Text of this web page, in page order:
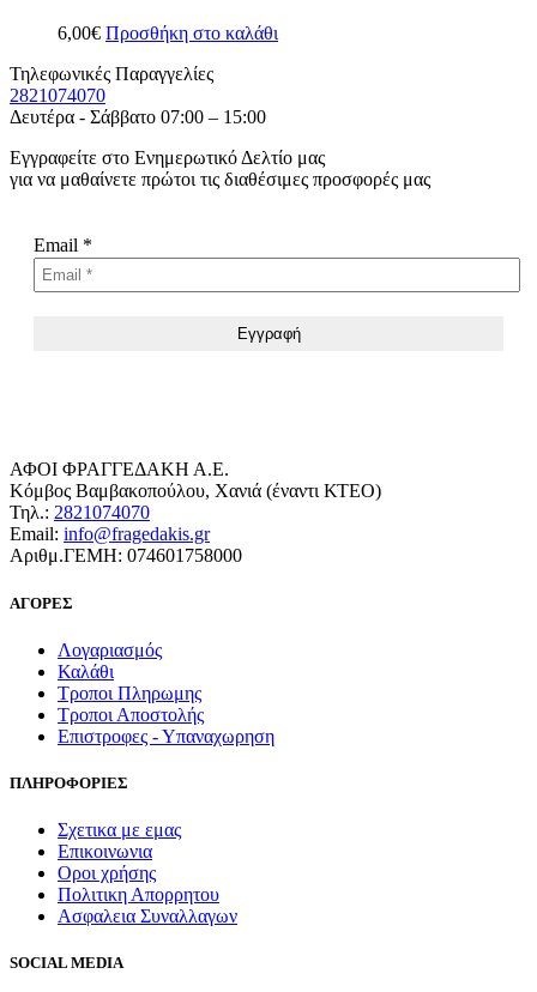
6,00€ Προσθήκη στο καλάθι
Τηλεφωνικές Παραγγελίες
2821074070
Δευτέρα - Σάββατο 07:00 – 15:00
Εγγραφείτε στο Ενημερωτικό Δελτίο μας
για να μαθαίνετε πρώτοι τις διαθέσιμες προσφορές μας
Email *
ΑΦΟΙ ΦΡΑΓΓΕΔΑΚΗ Α.Ε.
Κόμβος Βαμβακοπούλου, Χανιά (έναντι ΚΤΕΟ)
Τηλ.: 2821074070
Email: info@fragedakis.gr
Αριθμ.ΓΕΜΗ: 074601758000
ΑΓΟΡΕΣ
Λογαριασμός
Καλάθι
Τροποι Πληρωμης
Τροποι Αποστολής
Επιστροφες - Υπαναχωρηση
ΠΛΗΡΟΦΟΡΙΕΣ
Σχετικα με εμας
Επικοινωνια
Οροι χρήσης
Πολιτικη Απορρητου
Ασφαλεια Συναλλαγων
SOCIAL MEDIA